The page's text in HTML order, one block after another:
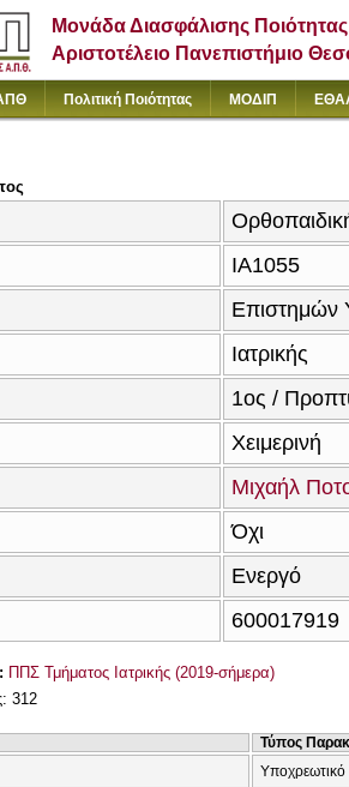
Μονάδα Διασφάλισης Ποιότητας
Αριστοτέλειο Πανεπιστήμιο
Πολιτική Ποιότητας ΜΟΔΙΠ
ΙΑ1055
Επιστημών
Ιατρικής
1ος /
Χειμερινή
Μιχαήλ
Όχι
Ενεργό
600017919
ΠΠΣ Τμήματος Ιατρικής (2019-σήμερα)
312
Τύπος
Υποχρεωτικό